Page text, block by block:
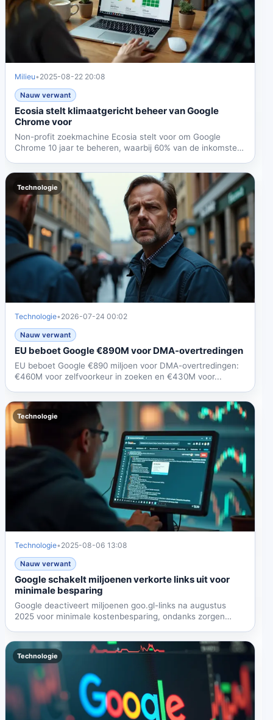
Milieu• 2025-08-22 20:08
Nauw verwant
Ecosia stelt klimaatgericht beheer van Google
Chrome voor
Non-profit zoekmachine Ecosia stelt voor om Google
Chrome 10 jaar te beheren, waarbij 60% van de inkomsten
Technologie
Technologie• 2026-07-24 00:02
Nauw verwant
EU beboet Google €890M voor DMA-overtredingen
EU beboet Google €890 miljoen voor DMA-overtredingen:
€460M voor zelfvoorkeur in zoeken en €430M voor...
Technologie
Technologie• 2025-08-06 13:08
Nauw verwant
Google schakelt miljoenen verkorte links uit voor
minimale besparing
Google deactiveert miljoenen goo.gl-links na augustus
2025 voor minimale kostenbesparing, ondanks zorgen
Technologie